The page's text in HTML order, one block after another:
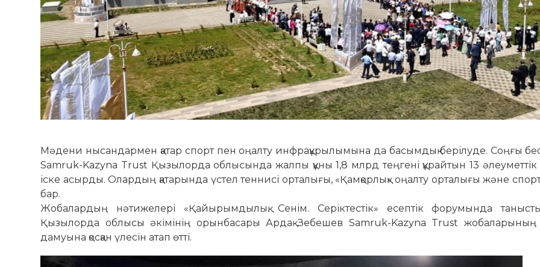
Мәдени нысандармен қатар спорт пен оңалту инфрақұрылымына да басымдық берілуде. Соңғы
Samruk-Kazyna Trust Қызылорда облысында жалпы құны 1,8 млрд теңгені құрайтын 13
іске асырды. Олардың қатарында үстел теннисі орталығы, «Қамқорлық» оңалту орталығы және
бар.
Жобалардың нәтижелері «Қайырымдылық. Сенім. Серіктестік» есептік форумында
Қызылорда облысы әкімінің орынбасары Ардақ Зебешев Samruk-Kazyna Trust жобаларының
дамуына қосқан үлесін атап өтті.